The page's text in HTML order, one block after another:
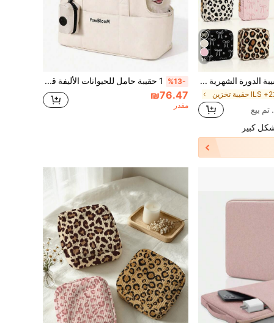
15
حقيبة الدورة الشهرية المحمولة مع سحاب حامل الفوط الصحية والسدادات القطنية حقيبة مكياج متعددة الاستخدامات إكسسوارات ضرورية للسفر والعودة إلى المدرسة والرحلات البحرية هدية للنساء
كبير
%13- 1 حقيبة حامل للحيوانات الأليفة قابلة للتنفس لحمل الكلاب الصغيرة والأرانب والقطط مع جيوب كبيرة، حقيبة قطنية، حقيبة حمل للكلاب قابلة للطي، حقيبة سفر للجراء للتخييم والرحلات الخارجية للكلاب الصغيرة، قابلة للإزالة والغسيل، مقعد مريح للحيوانات الأليفة في السيارة
₪76.47
مقدر